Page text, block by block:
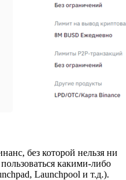
без которой нельзя ни
какими-либо
Launchpool и т.д.).